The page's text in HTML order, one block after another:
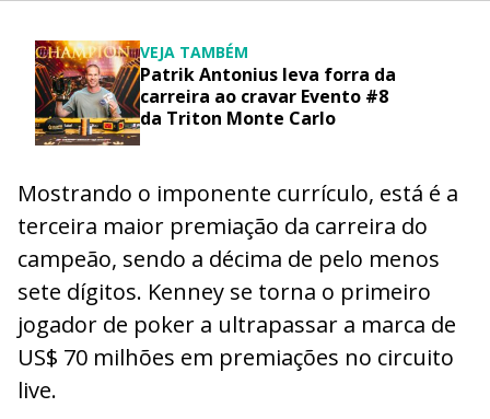
VEJA TAMBÉM
Patrik Antonius leva forra da
carreira ao cravar Evento #8
da Triton Monte Carlo
Mostrando o imponente currículo, está é a
terceira maior premiação da carreira do
campeão, sendo a décima de pelo menos
sete dígitos. Kenney se torna o primeiro
jogador de poker a ultrapassar a marca de
US$ 70 milhões em premiações no circuito
live.